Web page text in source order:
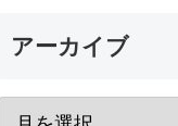
アーカイブ